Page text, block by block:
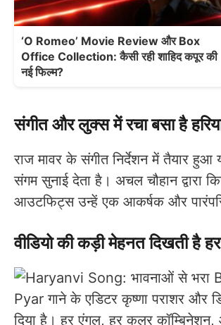
‘O Romeo’ Movie Review और Box
Office Collection: कैसी रही शाहिद कपूर की
नई फिल्म?
संगीत और लुक्स में रचा बसा है
राज मावर के संगीत निर्देशन में तैयार
संगम सुनाई देता है। अचल चौहान द्वारा
आउटफिट्स उन्हें एक आकर्षक और
वीडियो की कड़ी मेहनत दिखती है
Pyar गाने के एडिटर कृष्णा पराशर और
दिया है। हर एंगल, हर कलर